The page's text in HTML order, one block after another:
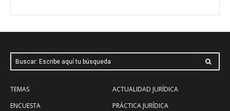
Buscar: Escribe aquí tu búsqueda
TEMAS
ENCUESTA
ACTUALIDAD JURÍDICA
PRÁCTICA JURÍDICA